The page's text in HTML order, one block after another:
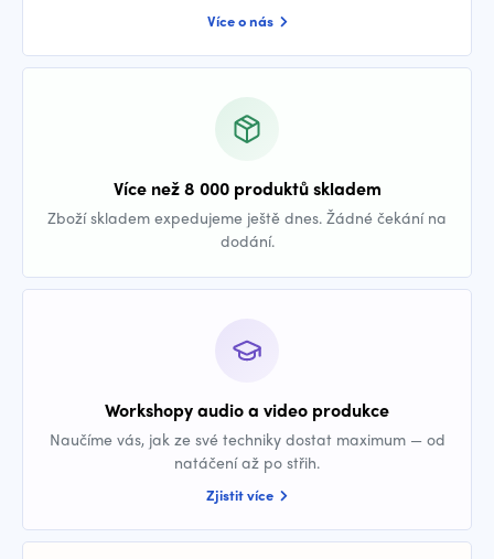
Více o nás
Více než 8 000 produktů skladem
Zboží skladem expedujeme ještě dnes. Žádné čekání na
dodání.
Workshopy audio a video produkce
Naučíme vás, jak ze své techniky dostat maximum — od
natáčení až po střih.
Zjistit více